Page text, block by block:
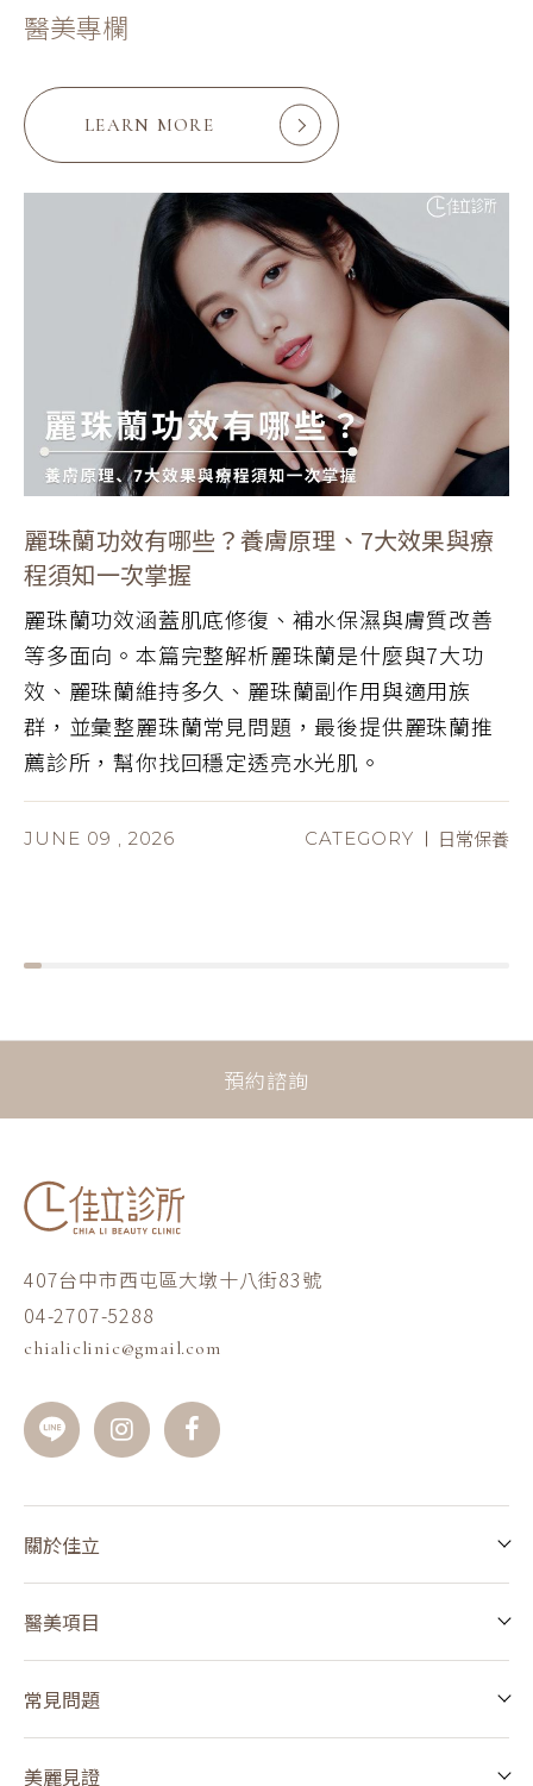
醫美專欄
LEARN MORE
麗珠蘭功效有哪些？養膚原理、7大效果與療
程須知一次掌握
麗珠蘭功效涵蓋肌底修復、補水保濕與膚質改善
等多面向。本篇完整解析麗珠蘭是什麼與7大功
效、麗珠蘭維持多久、麗珠蘭副作用與適用族
群，並彙整麗珠蘭常見問題，最後提供麗珠蘭推
薦診所，幫你找回穩定透亮水光肌。
JUNE 09 , 2026 CATEGORY 日常保養
預約諮詢
407台中市西屯區大墩十八街83號
04-2707-5288
chialiclinic@gmail.com
關於佳立
醫美項目
常見問題
美麗見證